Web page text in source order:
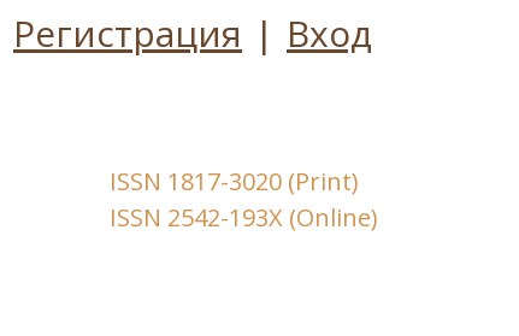
Регистрация | Вход
ISSN 1817-3020 (Print)
ISSN 2542-193X (Online)